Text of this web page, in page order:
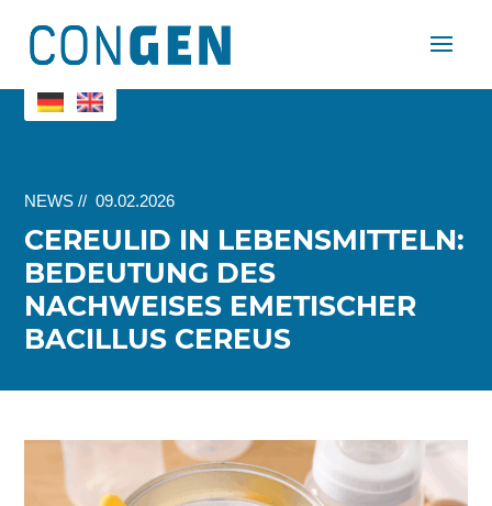
NEWS // 09.02.2026
CEREULID IN LEBENSMITTELN:
BEDEUTUNG DES
NACHWEISES EMETISCHER
BACILLUS CEREUS